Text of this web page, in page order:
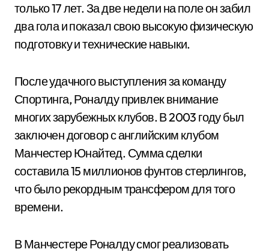
только 17 лет. За две недели на поле он забил
два гола и показал свою высокую физическую
подготовку и технические навыки.
После удачного выступления за команду
Спортинга, Роналду привлек внимание
многих зарубежных клубов. В 2003 году был
заключен договор с английским клубом
Манчестер Юнайтед. Сумма сделки
составила 15 миллионов фунтов стерлингов,
что было рекордным трансфером для того
времени.
В Манчестере Роналду смог реализовать